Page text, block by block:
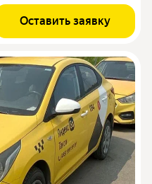
Оставить заявку